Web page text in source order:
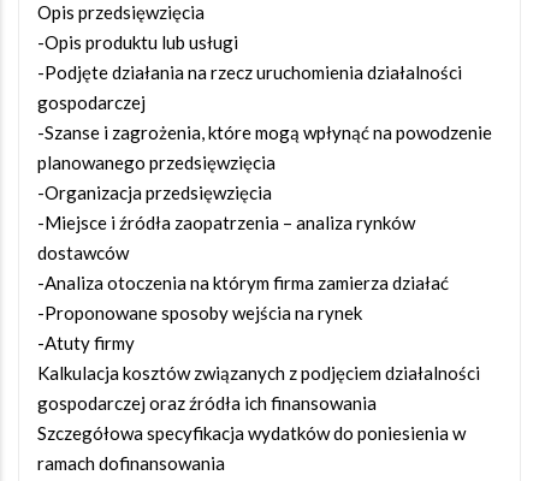
Opis przedsięwzięcia
-Opis produktu lub usługi
-Podjęte działania na rzecz uruchomienia działalności
gospodarczej
-Szanse i zagrożenia, które mogą wpłynąć na powodzenie
planowanego przedsięwzięcia
-Organizacja przedsięwzięcia
-Miejsce i źródła zaopatrzenia – analiza rynków
dostawców
-Analiza otoczenia na którym firma zamierza działać
-Proponowane sposoby wejścia na rynek
-Atuty firmy
Kalkulacja kosztów związanych z podjęciem działalności
gospodarczej oraz źródła ich finansowania
Szczegółowa specyfikacja wydatków do poniesienia w
ramach dofinansowania